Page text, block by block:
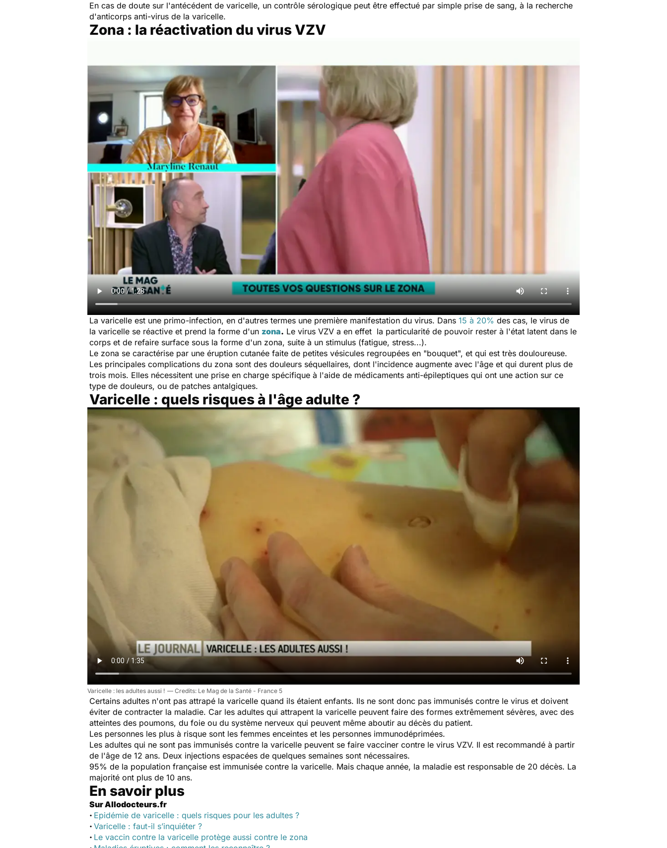
En cas de doute sur l'antécédent de varicelle, un contrôle sérologique peut être effectué par simple prise de sang, à la recherche
d'anticorps anti-virus de la varicelle.
Zona : la réactivation du virus VZV
La varicelle est une primo-infection, en d'autres termes une première manifestation du virus. Dans 15 à 20% des cas, le virus de
la varicelle se réactive et prend la forme d'un zona. Le virus VZV a en effet la particularité de pouvoir rester à l'état latent dans le
corps et de refaire surface sous la forme d'un zona, suite à un stimulus (fatigue, stress...).
Le zona se caractérise par une éruption cutanée faite de petites vésicules regroupées en "bouquet", et qui est très douloureuse.
Les principales complications du zona sont des douleurs séquellaires, dont l'incidence augmente avec l'âge et qui durent plus de
trois mois. Elles nécessitent une prise en charge spécifique à l'aide de médicaments anti-épileptiques qui ont une action sur ce
type de douleurs, ou de patches antalgiques.
Varicelle : quels risques à l'âge adulte ?
Varicelle : les adultes aussi ! Le Mag de la Santé - France 5
Certains adultes n'ont pas attrapé la varicelle quand ils étaient enfants. Ils ne sont donc pas immunisés contre le virus et doivent
éviter de contracter la maladie. Car les adultes qui attrapent la varicelle peuvent faire des formes extrêmement sévères, avec des
atteintes des poumons, du foie ou du système nerveux qui peuvent même aboutir au décès du patient.
Les personnes les plus à risque sont les femmes enceintes et les personnes immunodéprimées.
Les adultes qui ne sont pas immunisés contre la varicelle peuvent se faire vacciner contre le virus VZV. Il est recommandé à partir
de l'âge de 12 ans. Deux injections espacées de quelques semaines sont nécessaires.
95% de la population française est immunisée contre la varicelle. Mais chaque année, la maladie est responsable de 20 décès. La
majorité ont plus de 10 ans.
En savoir plus
Sur Allodocteurs.fr
· Epidémie de varicelle : quels risques pour les adultes ?
· Varicelle : faut-il s’inquiéter ?
· Le vaccin contre la varicelle protège aussi contre le zona